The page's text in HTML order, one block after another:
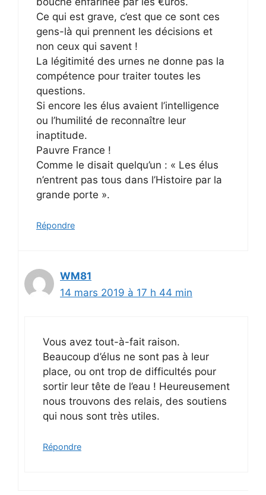
Ce qui est grave, c’est que ce sont ces
gens-là qui prennent les décisions et
non ceux qui savent !
La légitimité des urnes ne donne pas la
compétence pour traiter toutes les
questions.
Si encore les élus avaient l’intelligence
ou l’humilité de reconnaître leur
inaptitude.
Pauvre France !
Comme le disait quelqu’un : « Les élus
n’entrent pas tous dans l’Histoire par la
grande porte ».
Répondre
WM81
14 mars 2019 à 17 h 44 min
Vous avez tout-à-fait raison.
Beaucoup d’élus ne sont pas à leur
place, ou ont trop de difficultés pour
sortir leur tête de l’eau ! Heureusement
nous trouvons des relais, des soutiens
qui nous sont très utiles.
Répondre